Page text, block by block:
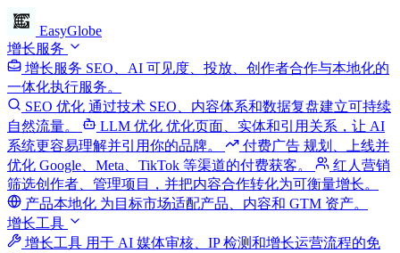
EasyGlobe
增长服务
增长服务 SEO、AI 可见度、投放、创作者合作与本地化的
一体化执行服务。
SEO 优化 通过技术 SEO、内容体系和数据复盘建立可持续
自然流量。
LLM 优化 优化页面、实体和引用关系，让 AI
系统更容易理解并引用你的品牌。
付费广告 规划、上线并
优化 Google、Meta、TikTok 等渠道的付费获客。
红人营销
筛选创作者、管理项目，并把内容合作转化为可衡量增长。
产品本地化 为目标市场适配产品、内容和 GTM 资产。
增长工具
增长工具 用于 AI 媒体审核、IP 检测和增长运营流程的免